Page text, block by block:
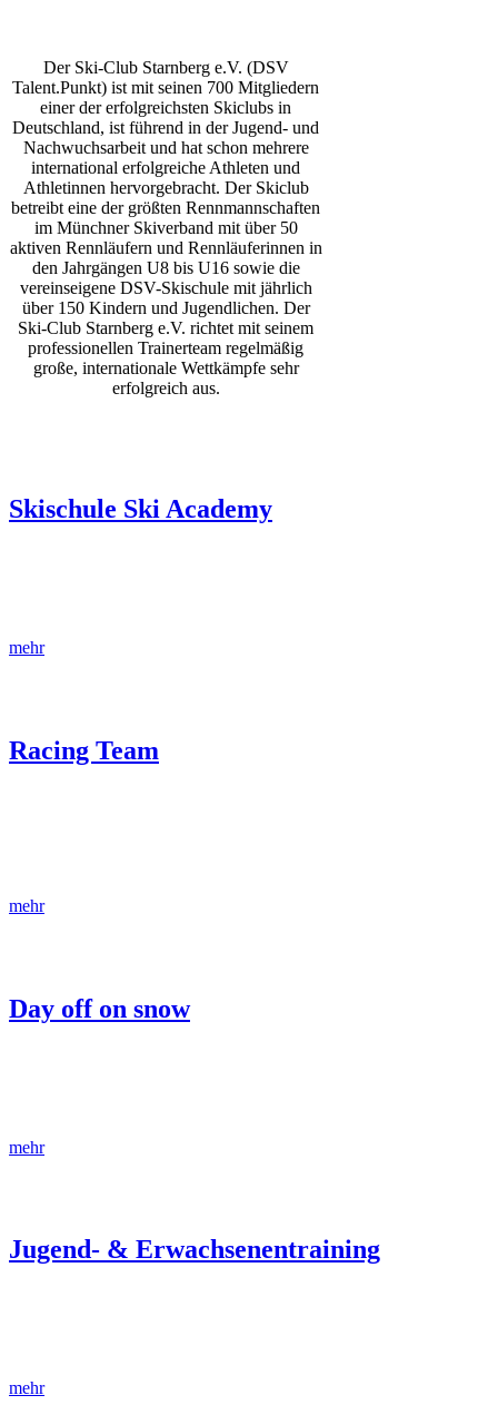
Der Ski-Club Starnberg e.V. (DSV
Talent.Punkt) ist mit seinen 700 Mitgliedern
einer der erfolgreichsten Skiclubs in
Deutschland, ist führend in der Jugend- und
Nachwuchsarbeit und hat schon mehrere
international erfolgreiche Athleten und
Athletinnen hervorgebracht. Der Skiclub
betreibt eine der größten Rennmannschaften
im Münchner Skiverband mit über 50
aktiven Rennläufern und Rennläuferinnen in
den Jahrgängen U8 bis U16 sowie die
vereinseigene DSV-Skischule mit jährlich
über 150 Kindern und Jugendlichen. Der
Ski-Club Starnberg e.V. richtet mit seinem
professionellen Trainerteam regelmäßig
große, internationale Wettkämpfe sehr
erfolgreich aus.
Skischule Ski Academy
mehr
Racing Team
mehr
Day off on snow
mehr
Jugend- & Erwachsenentraining
mehr